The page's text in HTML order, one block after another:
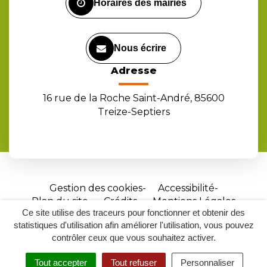
Ce site utilise des traceurs pour fonctionner et obtenir des
statistiques d'utilisation afin améliorer l'utilisation, vous pouvez
contrôler ceux que vous souhaitez activer.
Tout accepter Tout refuser Personnaliser
Horaires des mairies
Nous écrire
Adresse
16 rue de la Roche Saint-André, 85600
Treize-Septiers
Gestion des cookies
Accessibilité
Plan du site
Crédits
Mentions Légales
Site
réalisé
par
Inovagora